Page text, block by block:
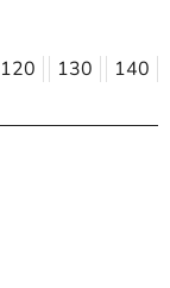
120 130 140